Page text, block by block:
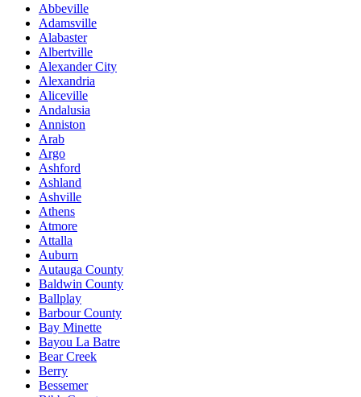
Abbeville
Adamsville
Alabaster
Albertville
Alexander City
Alexandria
Aliceville
Andalusia
Anniston
Arab
Argo
Ashford
Ashland
Ashville
Athens
Atmore
Attalla
Auburn
Autauga County
Baldwin County
Ballplay
Barbour County
Bay Minette
Bayou La Batre
Bear Creek
Berry
Bessemer